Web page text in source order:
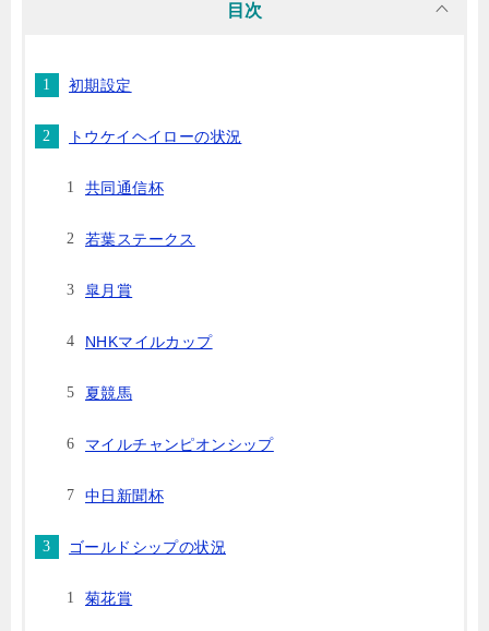
目次
初期設定
トウケイヘイローの状況
共同通信杯
若葉ステークス
皐月賞
NHKマイルカップ
夏競馬
マイルチャンピオンシップ
中日新聞杯
ゴールドシップの状況
菊花賞